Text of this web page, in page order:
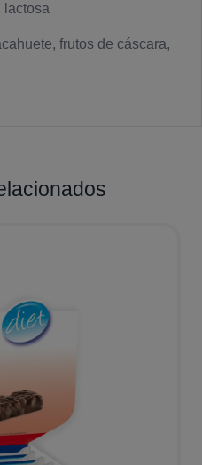
lactosa
frutos de cáscara,